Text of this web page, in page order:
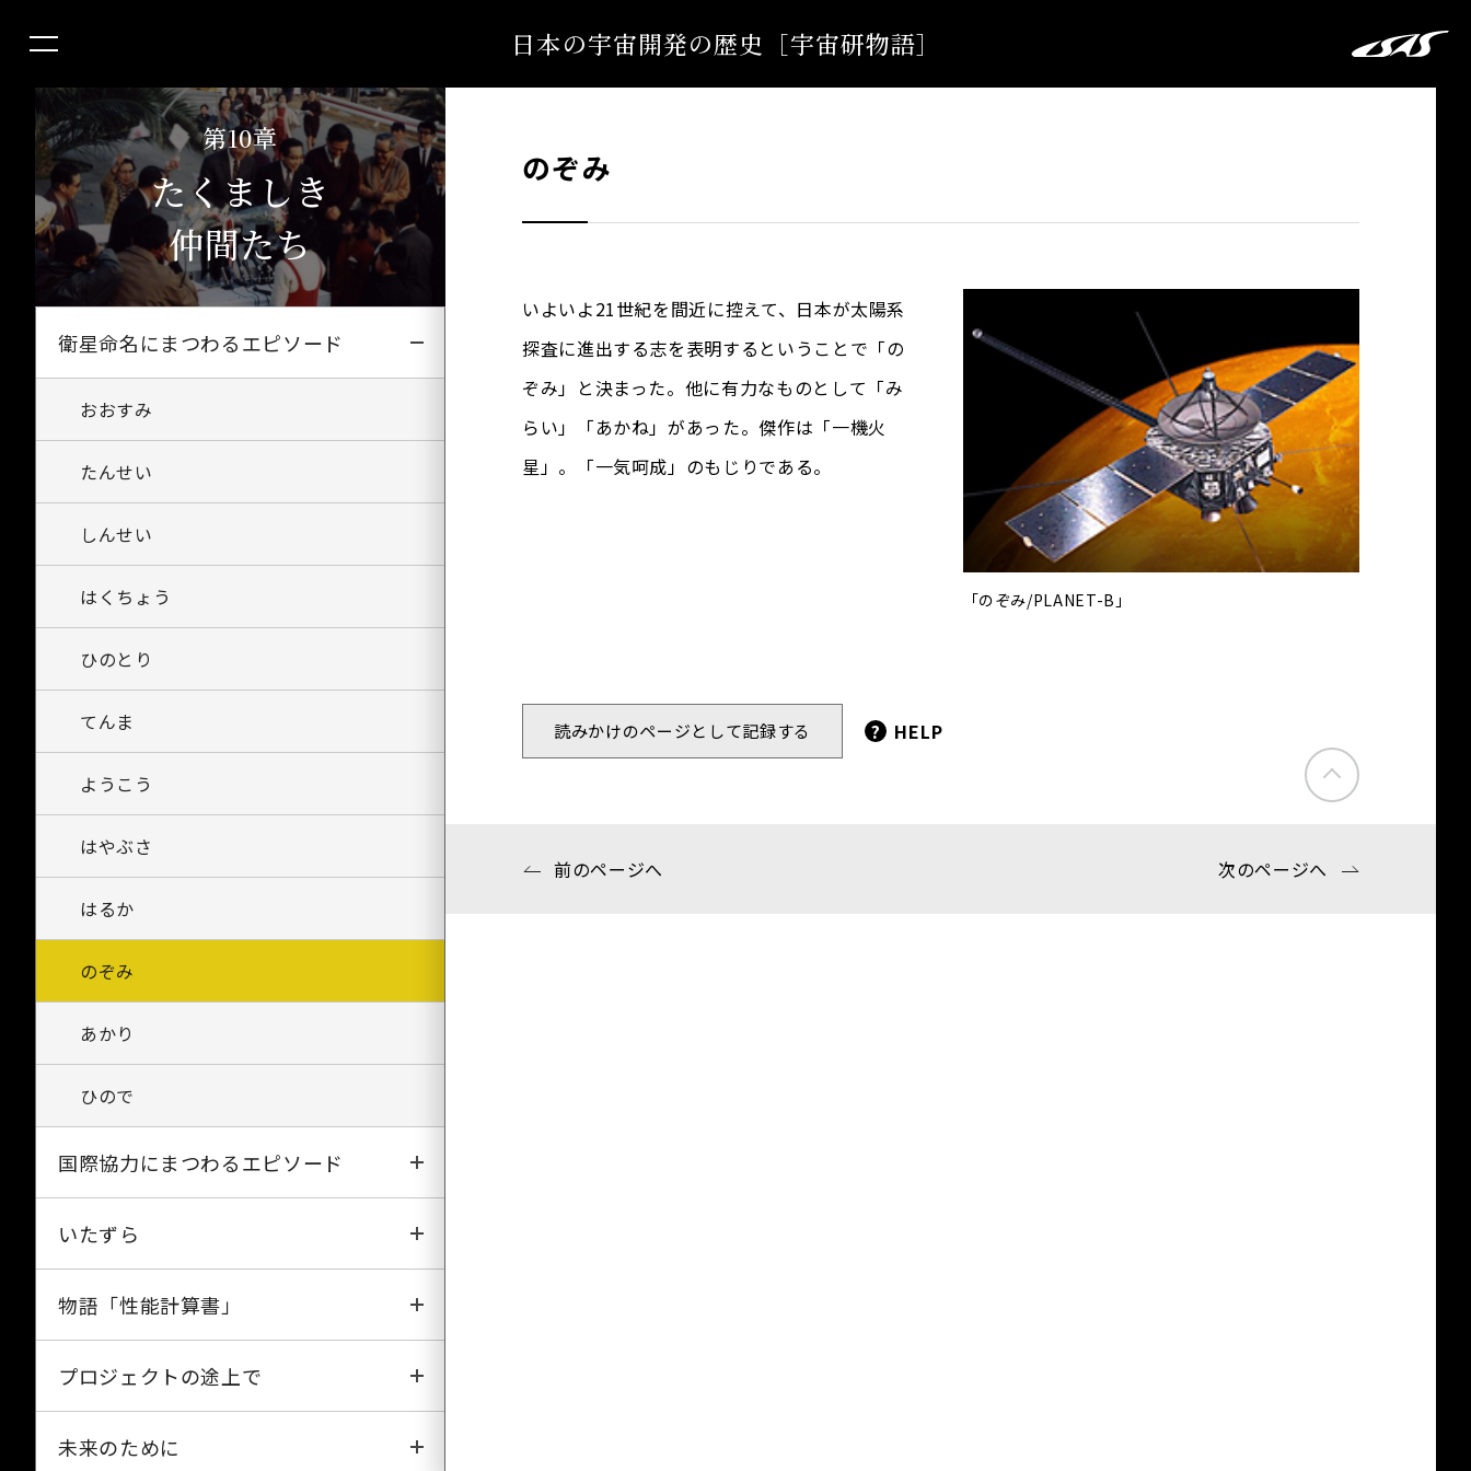
日本の宇宙開発の歴史 ［宇宙研物語］
第10章
たくましき
仲間たち
のぞみ
「のぞみ/PLANET-B」
いよいよ21世紀を間近に控えて、日本が太陽系
探査に進出する志を表明するということで「の
ぞみ」と決まった。他に有力なものとして「み
らい」「あかね」があった。傑作は「一機火
星」。「一気呵成」のもじりである。
読みかけのページとして記録する ? HELP
前のページへ 次のページへ
衛星命名にまつわるエピソード
おおすみ
たんせい
しんせい
はくちょう
ひのとり
てんま
ようこう
はやぶさ
はるか
のぞみ
あかり
ひので
国際協力にまつわるエピソード
さまざまな「ガイジン」模様
ラーメンの指
わびとさび
いたずら
珍酒《大隅大海》
アロンアルファ事件
物語「性能計算書」
物語「性能計算書」(1)
物語「性能計算書」(2)
プロジェクトの途上で
システム工学は焼き鳥の串
未来のために